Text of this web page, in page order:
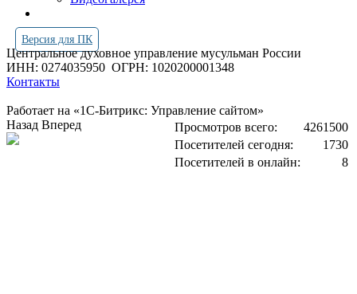
Версия для ПК
Центральное духовное управление мусульман России
ИНН: 0274035950 ОГРН: 1020200001348
Контакты
Работает на «1С-Битрикс: Управление сайтом»
Просмотров всего:
4261500
Посетителей сегодня:
1730
Посетителей в онлайн:
8
Назад Вперед